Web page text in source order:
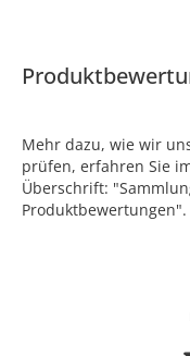
Mehr dazu, wie wir
prüfen, erfahren Sie
Überschrift:
Produktbewertungen".